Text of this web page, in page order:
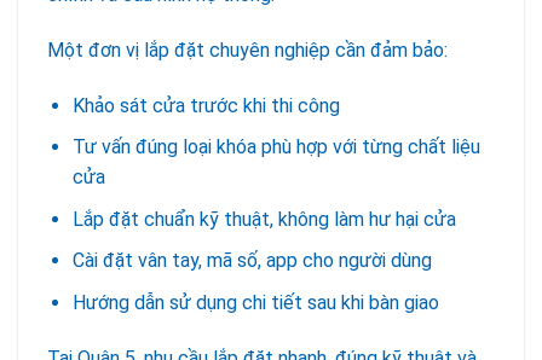
Một đơn vị lắp đặt chuyên nghiệp cần đảm bảo:
Khảo sát cửa trước khi thi công
Tư vấn đúng loại khóa phù hợp với từng chất liệu
cửa
Lắp đặt chuẩn kỹ thuật, không làm hư hại cửa
Cài đặt vân tay, mã số, app cho người dùng
Hướng dẫn sử dụng chi tiết sau khi bàn giao